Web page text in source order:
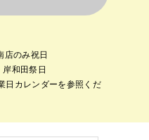
店のみ祝日
和田祭日
日カレンダーを参照くだ